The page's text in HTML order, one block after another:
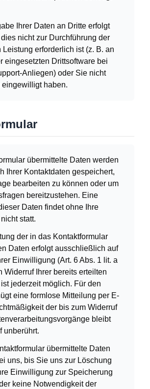
Ihrer Daten an Dritte erfolgt
nicht zur Durchführung der
Leistung erforderlich ist (z. B. an
eingesetzten Drittsoftware bei
Anliegen) oder Sie nicht
haben.
übermittelte Daten werden
Ihrer Kontaktdaten gespeichert,
bearbeiten zu können oder um
bereitzustehen. Eine
Daten findet ohne Ihre
statt.
der in das Kontaktformular
Daten erfolgt ausschließlich auf
Einwilligung (Art. 6 Abs. 1 lit. a
Widerruf Ihrer bereits erteilten
jederzeit möglich. Für den
eine formlose Mitteilung per E-
der bis zum Widerruf
bleibt
unberührt.
übermittelte Daten
uns, bis Sie uns zur Löschung
Einwilligung zur Speicherung
keine Notwendigkeit der